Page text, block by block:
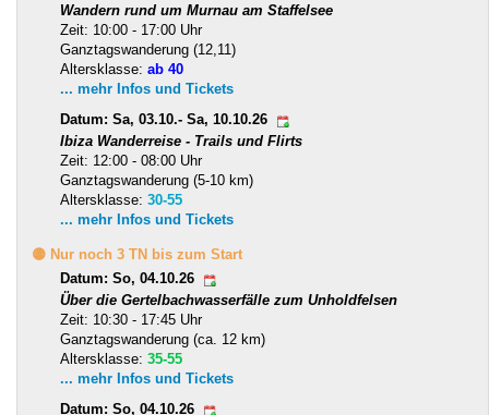
Wandern rund um Murnau am Staffelsee
Zeit: 10:00 - 17:00 Uhr
Ganztagswanderung (12,11)
Altersklasse: ab 40
... mehr Infos und Tickets
Datum: Sa, 03.10.- Sa, 10.10.26
Ibiza Wanderreise - Trails und Flirts
Zeit: 12:00 - 08:00 Uhr
Ganztagswanderung (5-10 km)
Altersklasse: 30-55
... mehr Infos und Tickets
🟡 Nur noch 3 TN bis zum Start
Datum: So, 04.10.26
Über die Gertelbachwasserfälle zum Unholdfelsen
Zeit: 10:30 - 17:45 Uhr
Ganztagswanderung (ca. 12 km)
Altersklasse: 35-55
... mehr Infos und Tickets
Datum: So, 04.10.26